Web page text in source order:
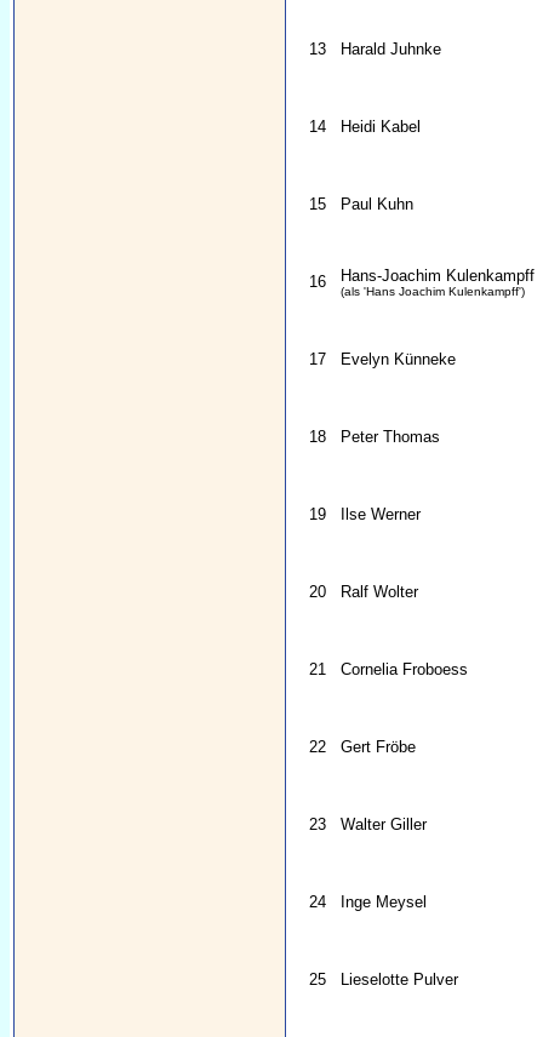
13 Harald Juhnke
14 Heidi Kabel
15 Paul Kuhn
16 Hans-Joachim Kulenkampff
(als 'Hans Joachim Kulenkampff')
17 Evelyn Künneke
18 Peter Thomas
19 Ilse Werner
20 Ralf Wolter
21 Cornelia Froboess
22 Gert Fröbe
23 Walter Giller
24 Inge Meysel
25 Lieselotte Pulver